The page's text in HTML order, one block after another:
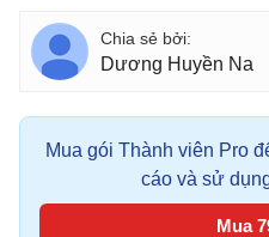
Dương Huyền Na
Mua gói Thành viên Pro
cáo và sử
Mua